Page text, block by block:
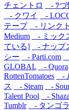
チェントロ
- ﾂづ
- クワイ
-
テープ
- リンク
Medium
- ミック
ている]
- ナップ
シー
- Parti.com
GLOBAL
- Quora
RottenTomatoes
-
ス
- Steam -
Talent Pool
-
Tumblr
- タンゴ